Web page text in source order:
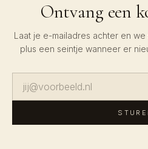
Ontvang een
Laat je e-mailadres achter en
plus een seintje wanneer er